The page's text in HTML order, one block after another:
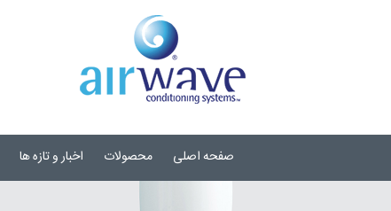
صفحه اصلی محصولات اخبار و تازه ها